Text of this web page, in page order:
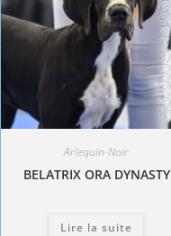
Arlequin-Noir
BELATRIX ORA DYNASTY
Lire la suite